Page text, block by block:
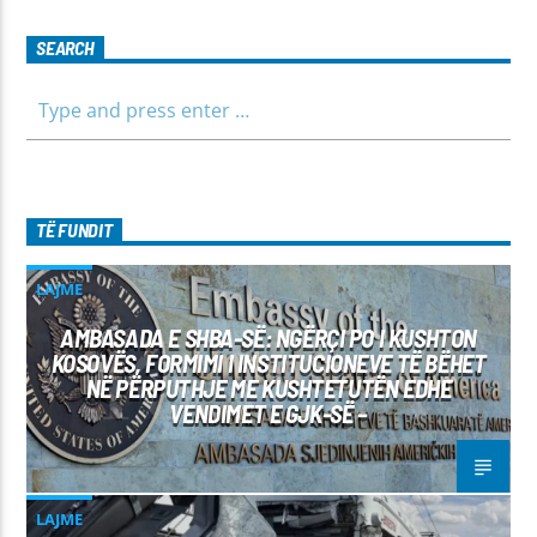
SEARCH
TË FUNDIT
LAJME
AMBASADA E SHBA-SË: NGËRÇI PO I KUSHTON
KOSOVËS, FORMIMI I INSTITUCIONEVE TË BËHET
NË PËRPUTHJE ME KUSHTETUTËN EDHE
VENDIMET E GJK-SË –
LAJME